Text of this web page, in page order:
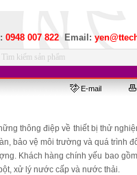
0948 007 822 Email:
E-mail
thông điệp về thiết bị thử
bảo vệ môi trường và quá trình
Khách hàng chính yếu bao
xử lý nước cấp và nước thải.